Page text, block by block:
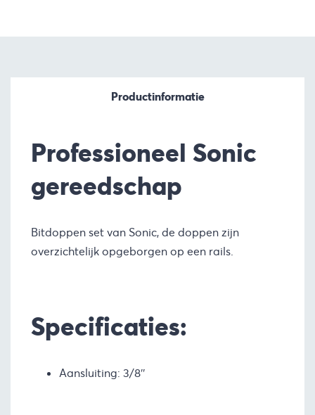
Productinformatie
Professioneel Sonic
gereedschap
Bitdoppen set van Sonic, de doppen zijn
overzichtelijk opgeborgen op een rails.
Specificaties:
Aansluiting: 3/8″